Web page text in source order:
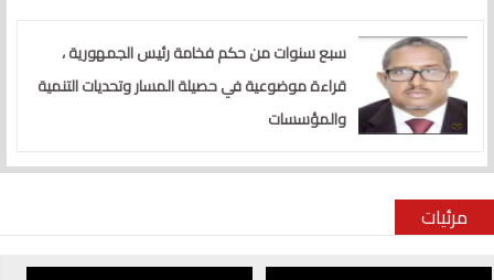
سبع سنوات من حكم فخامة رئيس الجمهورية ،
قراءة موضوعية في حصيلة المسار وتحديات التنمية
والمؤسسات
مرئيات